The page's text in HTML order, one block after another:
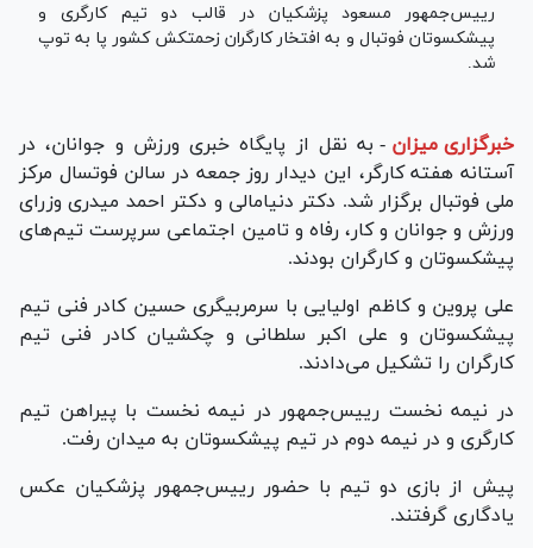
رییس‌جمهور مسعود پزشکیان در قالب دو تیم کارگری و
پیشکسوتان فوتبال و به افتخار کارگران زحمتکش کشور پا به توپ
شد.
خبرگزاری میزان - به نقل از پایگاه خبری ورزش و جوانان، در
آستانه هفته کارگر، این دیدار روز جمعه در سالن فوتسال مرکز
ملی فوتبال برگزار شد. دکتر دنیامالی و دکتر احمد میدری وزرای
ورزش و جوانان و کار، رفاه و تامین اجتماعی سرپرست تیم‌های
پیشکسوتان و کارگران بودند.
علی پروین و کاظم اولیایی با سرمربیگری حسین کادر فنی تیم
پیشکسوتان و علی اکبر سلطانی و چکشیان کادر فنی تیم
کارگران را تشکیل می‌دادند.
در نیمه نخست رییس‌جمهور در نیمه نخست با پیراهن تیم
کارگری و در نیمه دوم در تیم پیشکسوتان به میدان رفت.
پیش از بازی دو تیم با حضور رییس‌جمهور پزشکیان عکس
یادگاری گرفتند.